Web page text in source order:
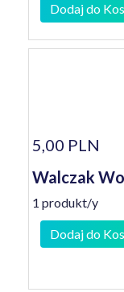
Dodaj do
5,00 PLN
Walczak
1 produkt/y
Dodaj do